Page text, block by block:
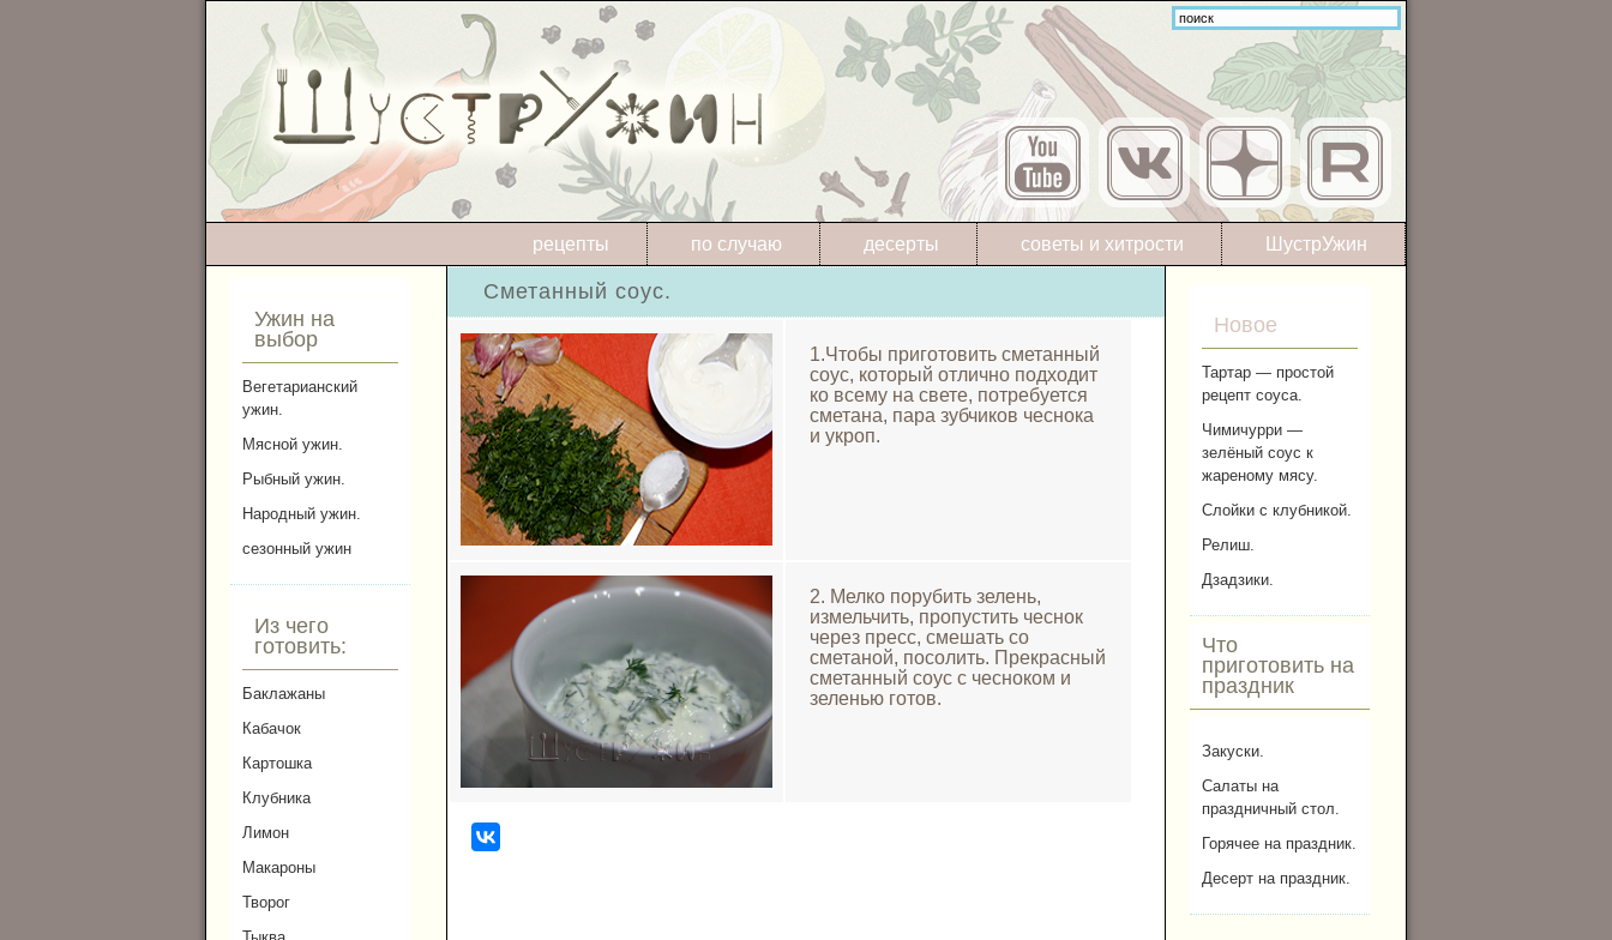
ШустрУжин
советы и хитрости
десерты
по случаю
рецепты
Ужин на
выбор
Вегетарианский
ужин.
Мясной ужин.
Рыбный ужин.
Народный ужин.
сезонный ужин
Из чего
готовить:
Баклажаны
Кабачок
Картошка
Клубника
Лимон
Макароны
Творог
Новое
Тартар — простой
рецепт соуса.
Чимичурри —
зелёный соус к
жареному мясу.
Слойки с клубникой.
Релиш.
Дзадзики.
Что
приготовить на
праздник
Закуски.
Салаты на
праздничный стол.
Горячее на праздник.
Десерт на праздник.
Сметанный соус.
1.Чтобы приготовить сметанный
соус, который отлично подходит
ко всему на свете, потребуется
сметана, пара зубчиков чеснока
и укроп.
2. Мелко порубить зелень,
измельчить, пропустить чеснок
через пресс, смешать со
сметаной, посолить. Прекрасный
сметанный соус с чесноком и
зеленью готов.